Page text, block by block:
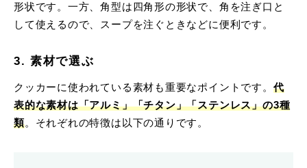
形状です。一方、角型は四角形の形状で、角を注ぎ口と
して使えるので、スープを注ぐときなどに便利です。
3. 素材で選ぶ
クッカーに使われている素材も重要なポイントです。 代
表的な素材は「アルミ」「チタン」「ステンレス」の3種
類。それぞれの特徴は以下の通りです。